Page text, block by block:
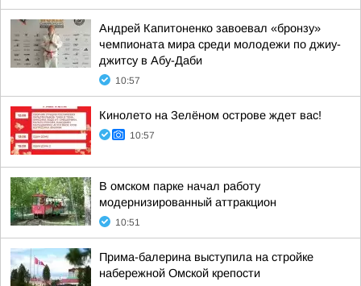
Андрей Капитоненко завоевал «бронзу»
чемпионата мира среди молодежи по джиу-
джитсу в Абу-Даби
10:57
Кинолето на Зелёном острове ждет вас!
10:57
В омском парке начал работу
модернизированный аттракцион
10:51
Прима-балерина выступила на стройке
набережной Омской крепости